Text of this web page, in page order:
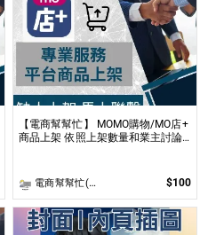
【電商幫幫忙】 MOMO購物/MO店+
商品上架 依照上架數量和業主討論
電商幫幫忙(電商平台代營運/電商上架/運營策略/網路行銷) $100